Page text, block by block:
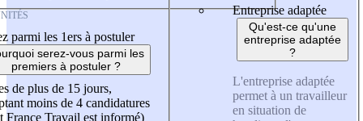
parmi les 1ers à postuler
serez-vous parmi les
premiers à postuler ?
de plus de 15 jours,
moins de 4 candidatures
France Travail est informé)
Entreprise adaptée
Qu'est-ce qu'une
entreprise adaptée
?
L'entreprise adaptée
permet à un travailleur
en situation de